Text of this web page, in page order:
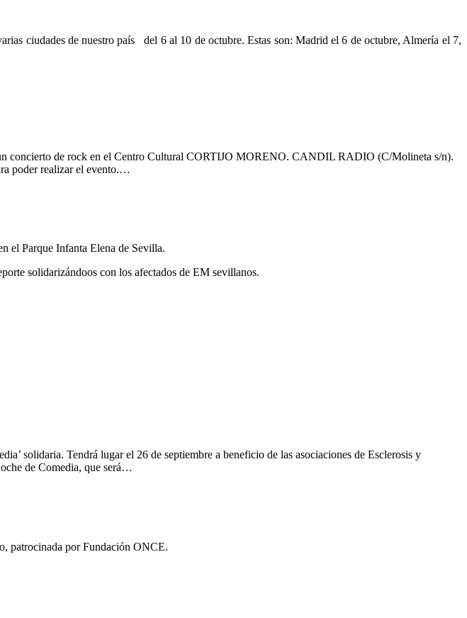
ciudades de nuestro país del 6 al 10 de octubre. Estas son: Madrid el 6 de octubre, Almería el 7,
concierto de rock en el Centro Cultural CORTIJO MORENO. CANDIL RADIO (C/Molineta s/n).
poder realizar el evento.…
el Parque Infanta Elena de Sevilla.
solidarizándoos con los afectados de EM sevillanos.
solidaria. Tendrá lugar el 26 de septiembre a beneficio de las asociaciones de Esclerosis y
de Comedia, que será…
patrocinada por Fundación ONCE.